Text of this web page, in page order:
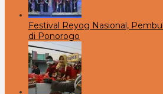
Festival Reyog Nasional,
di Ponorogo